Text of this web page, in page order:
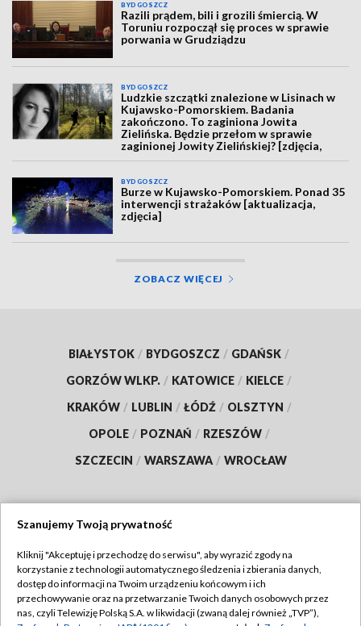
BYDGOSZCZ
Razili prądem, bili i grozili śmiercią. W
Toruniu rozpoczął się proces w sprawie
porwania w Grudziądzu
BYDGOSZCZ
Ludzkie szczątki znalezione w Lisinach w
Kujawsko-Pomorskiem. Badania
zakończono. To zaginiona Jowita
Zielińska. Będzie przełom w sprawie
zaginionej Jowity Zielińskiej? [zdjęcia,
wideo, aktualizacja]
BYDGOSZCZ
Burze w Kujawsko-Pomorskiem. Ponad 35
interwencji strażaków [aktualizacja,
zdjęcia]
ZOBACZ WIĘCEJ
BIAŁYSTOK / BYDGOSZCZ / GDAŃSK /
GORZÓW WLKP. / KATOWICE / KIELCE /
KRAKÓW / LUBLIN / ŁÓDŹ / OLSZTYN /
OPOLE / POZNAŃ / RZESZÓW /
SZCZECIN / WARSZAWA / WROCŁAW
TVP
Abonament TVP
Regulamin TVP
Szanujemy Twoją prywatność
Kliknij "Akceptuję i przechodzę do serwisu", aby wyrazić zgody na
korzystanie z technologii automatycznego śledzenia i zbierania danych,
dostęp do informacji na Twoim urządzeniu końcowym i ich
przechowywanie oraz na przetwarzanie Twoich danych osobowych przez
nas, czyli Telewizję Polską S.A. w likwidacji (zwaną dalej również „TVP”),